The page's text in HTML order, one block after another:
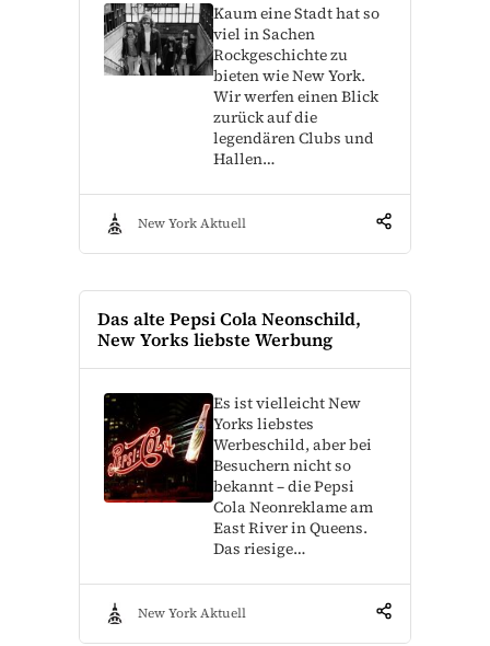
Kaum eine Stadt hat so
viel in Sachen
Rockgeschichte zu
bieten wie New York.
Wir werfen einen Blick
zurück auf die
legendären Clubs und
Hallen…
New York Aktuell
Das alte Pepsi Cola Neonschild,
New Yorks liebste Werbung
Es ist vielleicht New
Yorks liebstes
Werbeschild, aber bei
Besuchern nicht so
bekannt – die Pepsi
Cola Neonreklame am
East River in Queens.
Das riesige…
New York Aktuell